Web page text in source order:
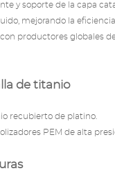
y soporte de la capa
mejorando la
con productores globales
de titanio
recubierto de platino.
PEM de alta